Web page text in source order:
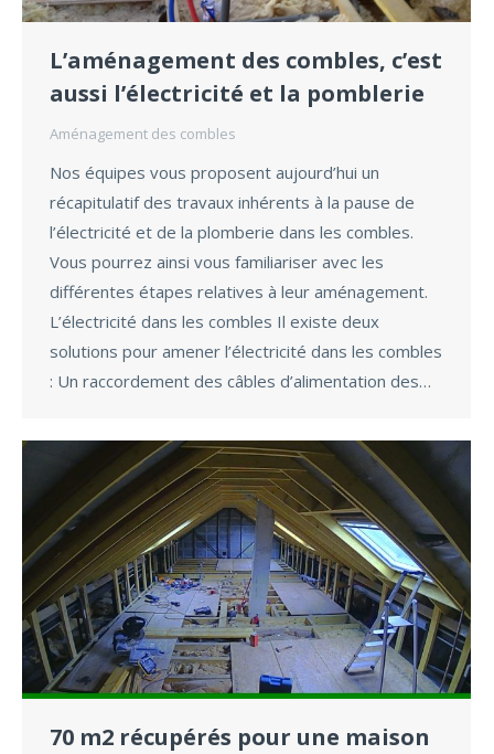
L’aménagement des combles, c’est
aussi l’électricité et la pomblerie
Aménagement des combles
Nos équipes vous proposent aujourd’hui un
récapitulatif des travaux inhérents à la pause de
l’électricité et de la plomberie dans les combles.
Vous pourrez ainsi vous familiariser avec les
différentes étapes relatives à leur aménagement.
L’électricité dans les combles Il existe deux
solutions pour amener l’électricité dans les combles
: Un raccordement des câbles d’alimentation des…
70 m2 récupérés pour une maison